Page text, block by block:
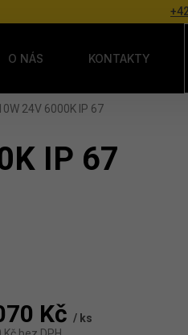
O NÁS KONTAKTY
24V 6000K IP 67
IP 67
Kč / ks